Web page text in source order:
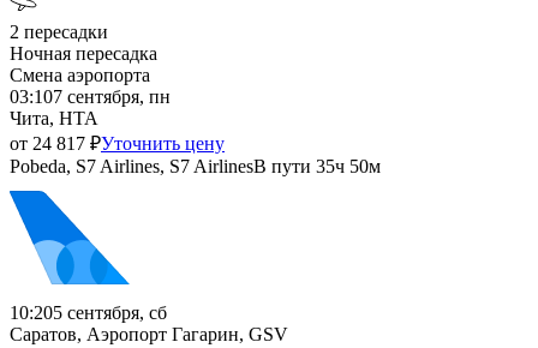
2 пересадки
Ночная пересадка
Смена аэропорта
03:107 сентября, пн
Чита, HTA
от 24 817 ₽Уточнить цену
Pobeda, S7 Airlines, S7 AirlinesВ пути 35ч 50м
10:205 сентября, сб
Саратов, Аэропорт Гагарин, GSV